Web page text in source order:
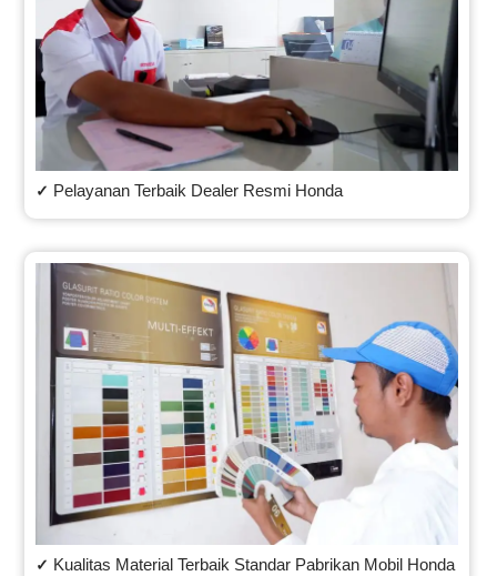
✓ Pelayanan Terbaik Dealer Resmi Honda
✓ Kualitas Material Terbaik Standar Pabrikan Mobil Honda